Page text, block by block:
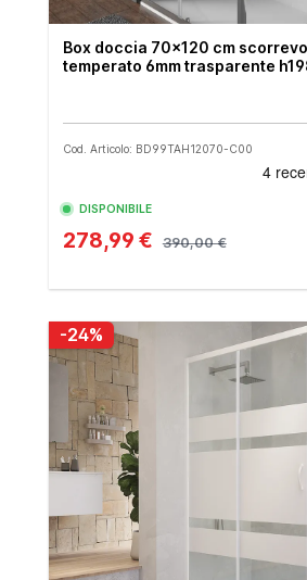
Box doccia 70x120 cm
temperato 6mm trasparente
Cod. Articolo: BD99TAH12070-C00
DISPONIBILE
278,99 € 390,00 €
-24%